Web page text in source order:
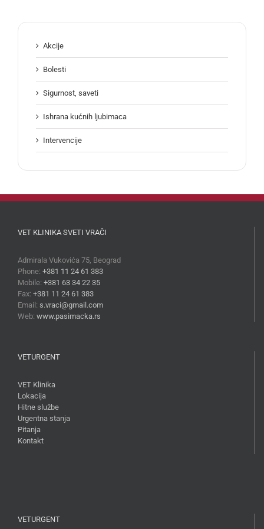
Akcije
Bolesti
Sigurnost, saveti
Ishrana kućnih ljubimaca
Intervencije
VET KLINIKA SVETI VRAČI
Admirala Vukovića 75, Beograd
Phone: +381 11 24 61 383
Mobile: +381 63 34 22 35
Fax: +381 11 24 61 383
Email: s.vraci@gmail.com
Web: www.pasimacka.rs
VETURGENT
VET Klinika
Lokacija
Hitne službe
Urgentna stanja
Pitanja
Kontakt
VETURGENT